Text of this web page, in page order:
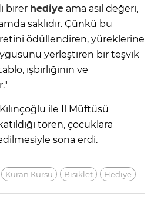
birer hediye ama asıl değeri,
saklıdır. Çünkü bu
ödüllendiren, yüreklerine
yerleştiren bir teşvik
işbirliğinin ve
Kılınçoğlu ile İl Müftüsü
tören, çocuklara
sona erdi.
Kuran Kursu Bisiklet Hediye